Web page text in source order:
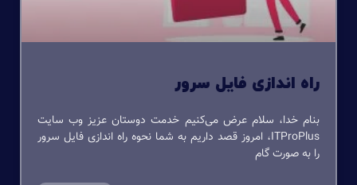
راه اندازی فایل سرور
بنام خدا، سلام عرض می‌کنیم خدمت دوستان عزیز وب سایت
ITProPlus، امروز قصد داریم به شما نحوه راه اندازی فایل سرور
را به صورت گام